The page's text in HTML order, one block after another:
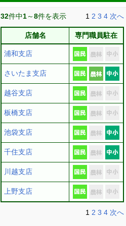
32件中1～8件を表示 1 2 3 4 次へ
店舗名 専門職員駐在
浦和支店
さいたま支店
越谷支店
板橋支店
池袋支店
千住支店
川越支店
上野支店
1 2 3 4 次へ